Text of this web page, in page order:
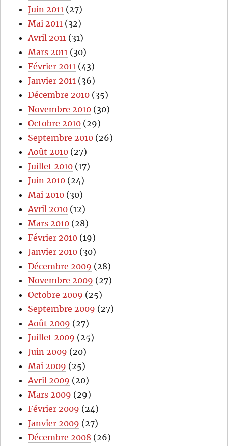
Juin 2011 (27)
Mai 2011 (32)
Avril 2011 (31)
Mars 2011 (30)
Février 2011 (43)
Janvier 2011 (36)
Décembre 2010 (35)
Novembre 2010 (30)
Octobre 2010 (29)
Septembre 2010 (26)
Août 2010 (27)
Juillet 2010 (17)
Juin 2010 (24)
Mai 2010 (30)
Avril 2010 (12)
Mars 2010 (28)
Février 2010 (19)
Janvier 2010 (30)
Décembre 2009 (28)
Novembre 2009 (27)
Octobre 2009 (25)
Septembre 2009 (27)
Août 2009 (27)
Juillet 2009 (25)
Juin 2009 (20)
Mai 2009 (25)
Avril 2009 (20)
Mars 2009 (29)
Février 2009 (24)
Janvier 2009 (27)
Décembre 2008 (26)